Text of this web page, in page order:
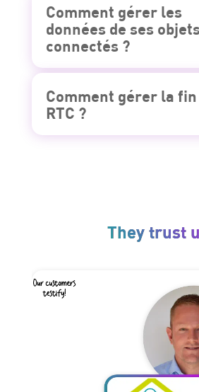
Comment gérer les
données de ses
connectés ?
Comment gérer la fin
RTC ?
They trust